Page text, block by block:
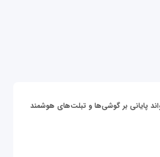
پایانی بر گوشی‌ها و تبلت‌های هوشمند